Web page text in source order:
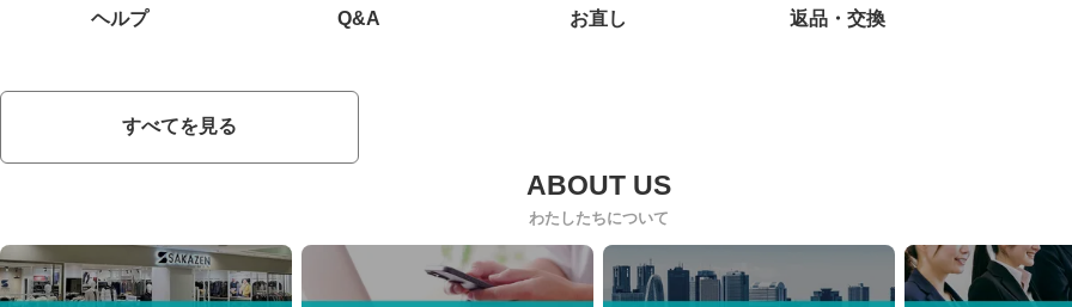
ヘルプ Q&A お直し 返品・交換
すべてを見る
わたしたちについて